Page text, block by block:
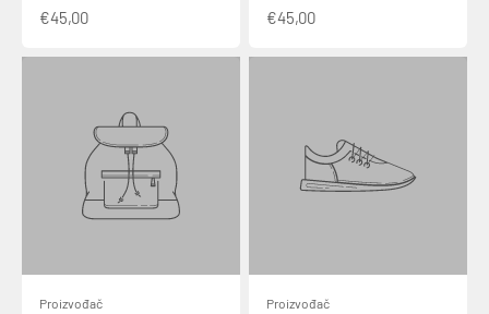
€45,00
€45,00
Proizvođač Proizvođač